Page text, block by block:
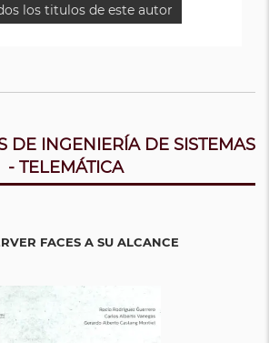
los titulos de este autor
DE INGENIERÍA DE SISTEMAS
- TELEMÁTICA
FACES A SU ALCANCE